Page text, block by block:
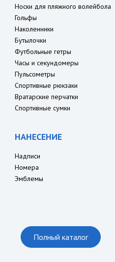
Носки для пляжного волейбола
Гольфы
Наколенники
Бутылочки
Футбольные гетры
Часы и секундомеры
Пульсометры
Спортивные рюкзаки
Вратарские перчатки
Спортивные сумки
НАНЕСЕНИЕ
Надписи
Номера
Эмблемы
Полный каталог